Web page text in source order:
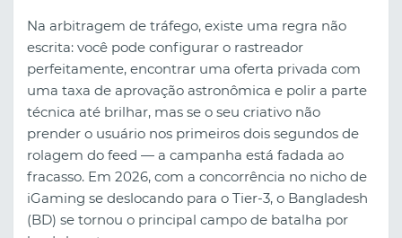
Na arbitragem de tráfego, existe uma regra não
escrita: você pode configurar o rastreador
perfeitamente, encontrar uma oferta privada com
uma taxa de aprovação astronômica e polir a parte
técnica até brilhar, mas se o seu criativo não
prender o usuário nos primeiros dois segundos de
rolagem do feed — a campanha está fadada ao
fracasso. Em 2026, com a concorrência no nicho de
iGaming se deslocando para o Tier-3, o Bangladesh
(BD) se tornou o principal campo de batalha por